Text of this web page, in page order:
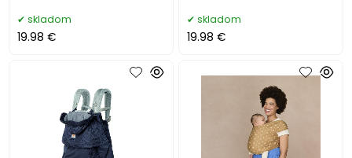
skladom
19.98 €
skladom
19.98 €